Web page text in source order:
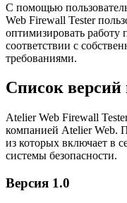
С помощью
Web Firewall Tester
оптимизировать работу
соответствии с
требованиями.
Список версий
Atelier Web Firewall
компанией Atelier Web.
из которых включает в
системы безопасности.
Версия 1.0